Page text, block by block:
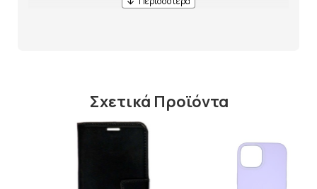
προστατεύοντας τη συσκευή από
μικροχτυπήματα.
Σχετικά Προϊόντα